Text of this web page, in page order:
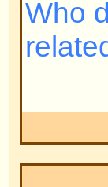
es
Warum
Es
das ist